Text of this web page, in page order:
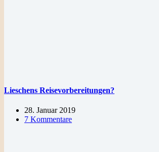
Lieschens Reisevorbereitungen?
28. Januar 2019
7 Kommentare